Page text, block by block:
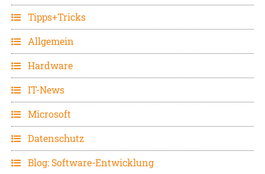
Tipps+Tricks
Allgemein
Hardware
IT-News
Microsoft
Datenschutz
Blog: Software-Entwicklung